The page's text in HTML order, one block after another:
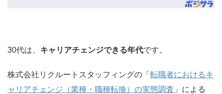
30代は、 キャリアチェンジできる年代です。
株式会社リクルートスタッフィングの「 転職者におけるキ
ャリアチェンジ（業種・職種転換）の実態調査 」による